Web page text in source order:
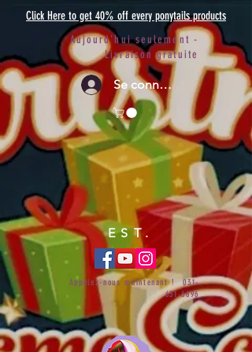
Click Here to get 40% off every ponytails products
Aujourd'hui seulement -
Livraison gratuite
Se connecter
EST.
Appelez-nous maintenant !031-
651-6696